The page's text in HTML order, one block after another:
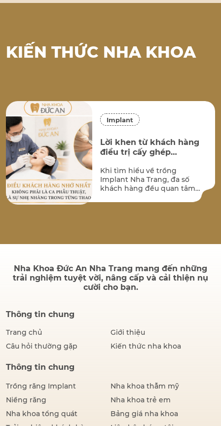
KIẾN THỨC NHA KHOA
Implant
Lời khen từ khách hàng
điều trị cấy ghép
Đức An Nha Trang
Khi tìm hiểu về trồng
Implant Nha Trang, đa số
khách hàng đều quan tâm
đến hai vấn đề lớn nhất: kết
Nha Khoa Đức An Nha Trang mang đến những
trải nghiệm tuyệt vời, nâng cấp và cải thiện nụ
cười cho bạn.
Thông tin chung
Trang chủ
Giới thiệu
Câu hỏi thường gặp
Kiến thức nha khoa
Thông tin chung
Trồng răng Implant
Nha khoa thẫm mỹ
Niềng răng
Nha khoa trẻ em
Nha khoa tổng quát
Bảng giá nha khoa